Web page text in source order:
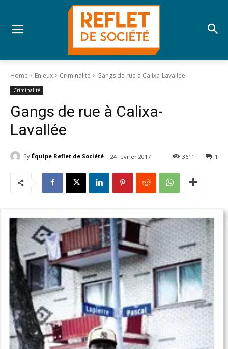
Home Enjeux Criminalité Gangs de rue à Calixa-Lavallée
Criminalité
Gangs de rue à Calixa-
Lavallée
By Équipe Reflet de Société 24 février 2017 1
3611